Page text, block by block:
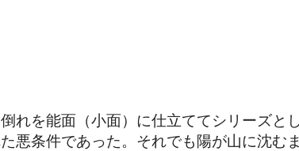
れを能面（小面）に仕立ててシリーズ
悪条件であった。それでも陽が山に沈む